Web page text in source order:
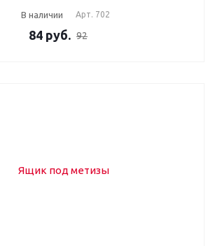
В наличии Арт. 702
84 руб. 92